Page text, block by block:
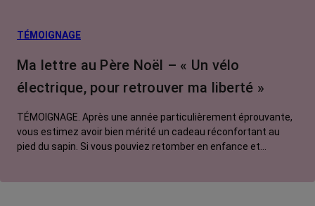
TÉMOIGNAGE
Ma lettre au Père Noël – « Un vélo
électrique, pour retrouver ma liberté »
TÉMOIGNAGE. Après une année particulièrement éprouvante,
vous estimez avoir bien mérité un cadeau réconfortant au
pied du sapin. Si vous pouviez retomber en enfance et